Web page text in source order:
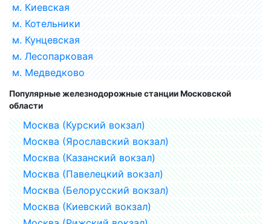
м. Киевская
м. Котельники
м. Кунцевская
м. Лесопарковая
м. Медведково
Популярные железнодорожные станции Московской
области
Москва (Курский вокзал)
Москва (Ярославский вокзал)
Москва (Казанский вокзал)
Москва (Павелецкий вокзал)
Москва (Белорусский вокзал)
Москва (Киевский вокзал)